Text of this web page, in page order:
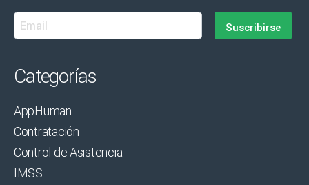
Categorías
AppHuman
Contratación
Control de Asistencia
IMSS